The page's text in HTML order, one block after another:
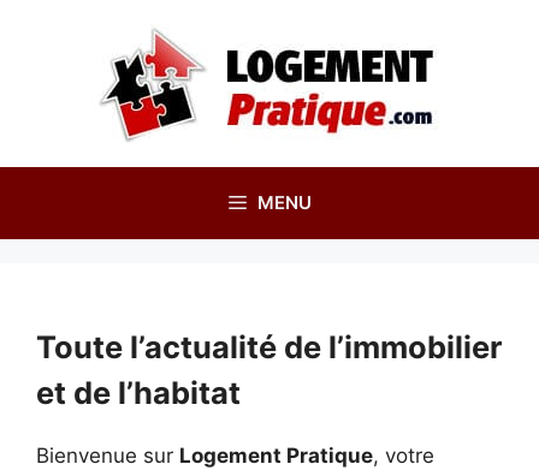
MENU
Toute l’actualité de l’immobilier
et de l’habitat
Bienvenue sur Logement Pratique, votre